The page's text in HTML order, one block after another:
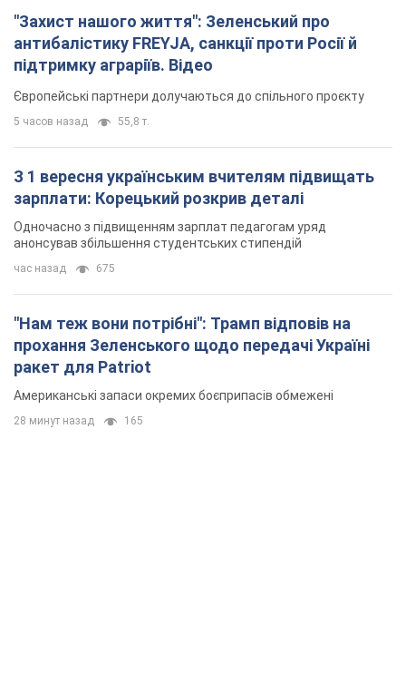
"Захист нашого життя": Зеленський про
антибалістику FREYJA, санкції проти Росії й
підтримку аграріїв. Відео
Європейські партнери долучаються до спільного проєкту
5 часов назад 55,8 т.
З 1 вересня українським вчителям підвищать
зарплати: Корецький розкрив деталі
Одночасно з підвищенням зарплат педагогам уряд
анонсував збільшення студентських стипендій
час назад 675
"Нам теж вони потрібні": Трамп відповів на
прохання Зеленського щодо передачі Україні
ракет для Patriot
Американські запаси окремих боєприпасів обмежені
28 минут назад 165